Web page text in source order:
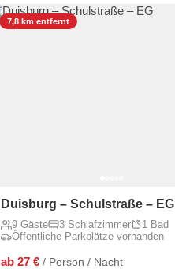
7,8 km entfernt
Duisburg – Schulstraße – EG
9 Gäste 3 Schlafzimmer
1 Bad
Öffentliche Parkplätze vorhanden
ab 27 € / Person / Nacht